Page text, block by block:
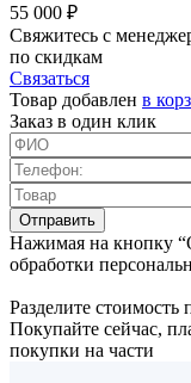
55 000 ₽
Свяжитесь с
по скидкам
Связаться
Товар добавлен в
Заказ в один клик
Отправить
Нажимая на кнопку
обработки
Разделите стоимость
Покупайте сейчас,
покупки на части